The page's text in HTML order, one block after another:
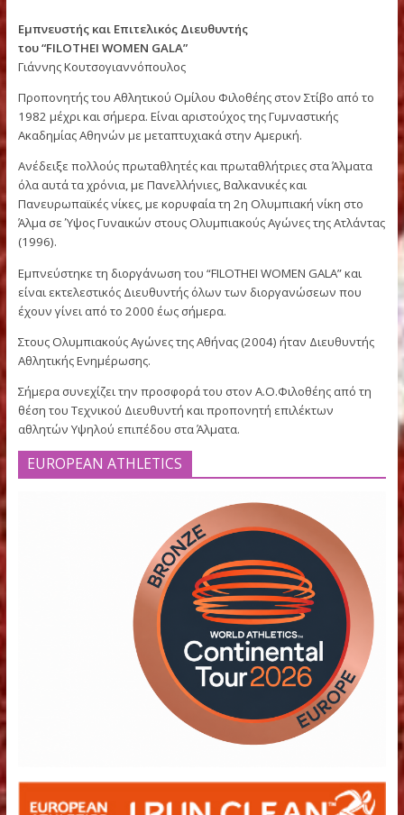
Πρωταθλήτρια στο Ύψος.
Τα ρεκόρ του Γκαλά Στίβου Γυναικών είναι:
100m: 11″18 Pogrebnyak (UKR) (2016)
100m. Hurdles: 12″89 Dimitrova (BUL) (2000)
High Jump: 2.03m. Veneva (BUL) (2006)
Pole Vault: 4.86m. Stefanidi (GRE) (2016)
Long Jump: 7.03m. Kotova (RUS) (2002)
Triple Jump: 14.73m Papachristou (GRE) (2016)
Εμπνευστής και Επιτελικός Διευθυντής
Γιάννης Κουτσογιαννόπουλος
Προπονητής του Αθλητικού Ομίλου Φιλοθέης στον Στίβο
1982 μέχρι και σήμερα. Είναι αριστούχος της Γυμναστικής
Ακαδημίας Αθηνών με μεταπτυχιακά στην Αμερική.
Ανέδειξε πολλούς πρωταθλητές και πρωταθλήτριες στα
Πανευρωπαϊκές νίκες, με κορυφαία τη 2η Ολυμπιακή νίκη
Άλμα σε Ύψος Γυναικών στους Ολυμπιακούς Αγώνες της
Εμπνεύστηκε τη διοργάνωση του “FILOTHEI WOMEN GALA”
είναι εκτελεστικός Διευθυντής όλων των διοργανώσεων
έχουν γίνει από το 2000 έως σήμερα.
Στους Ολυμπιακούς Αγώνες της Αθήνας (2004) ήταν
Αθλητικής Ενημέρωσης.
Σήμερα συνεχίζει την προσφορά του στον Α.Ο.Φιλοθέης
θέση του Τεχνικού Διευθυντή και προπονητή επιλέκτων
EUROPEAN ATHLETICS